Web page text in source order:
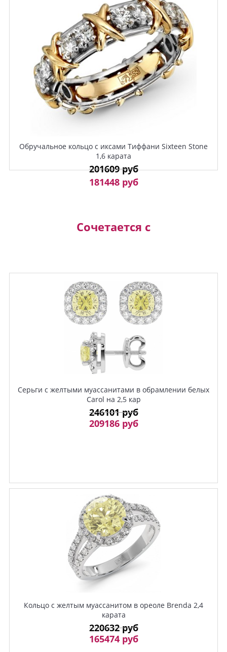
Обручальное кольцо с иксами Тиффани Sixteen Stone
1,6 карата
201609 руб
181448 руб
Сочетается с
Серьги с желтыми муассанитами в обрамлении белых
Carol на 2,5 кар
246101 руб
209186 руб
Кольцо с желтым муассанитом в ореоле Brenda 2,4
карата
220632 руб
165474 руб